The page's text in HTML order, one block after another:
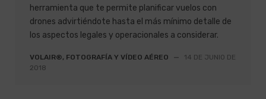
herramienta que te permite planificar vuelos con
drones advirtiéndote hasta el más mínimo detalle de
los aspectos legales y operacionales a considerar.
VOLAIR®, FOTOGRAFÍA Y VÍDEO AÉREO —
14 DE JUNIO DE
2018